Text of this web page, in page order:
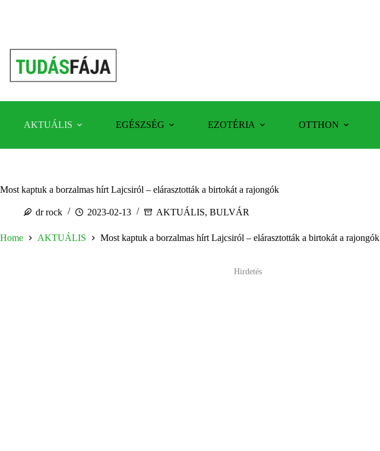
AKTUÁLIS EGÉSZSÉG EZOTÉRIA OTTHON
Most kaptuk a borzalmas hírt Lajcsiról – elárasztották a birtokát a rajongók
dr rock 2023-02-13 AKTUÁLIS, BULVÁR
Home AKTUÁLIS Most kaptuk a borzalmas hírt Lajcsiról – elárasztották a birtokát a rajongók
Hirdetés